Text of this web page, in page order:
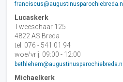
franciscus@augustinusparochiebreda.nl
Lucaskerk
Tweeschaar 125
4822 AS Breda
tel: 076 - 541 01 94
woe/vrij: 09:00 - 12:00
bethlehem@augustinusparochiebreda.nl
Michaelkerk